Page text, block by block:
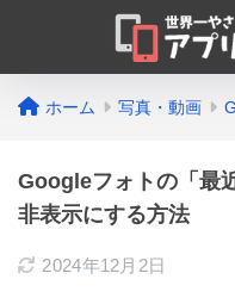
ホーム 写真・動画
Googleフォトの「最
非表示にする方法
2024年12月2日